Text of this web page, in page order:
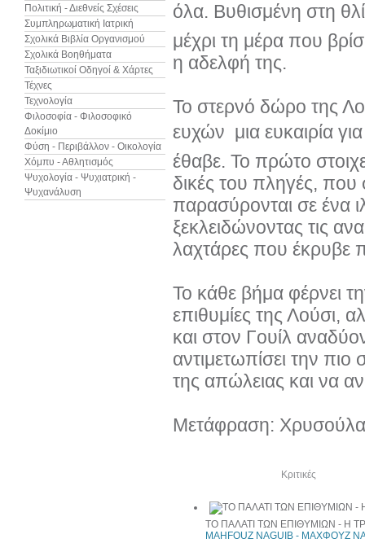
Πολιτική - Διεθνείς Σχέσεις
Συμπληρωματική Ιατρική
Σχολικά Βιβλία Οργανισμού
Σχολικά Βοηθήματα
Ταξιδιωτικοί Οδηγοί & Χάρτες
Τέχνες
Τεχνολογία
Φιλοσοφία - Φιλοσοφικό
Δοκίμιο
Φύση - Περιβάλλον - Οικολογία
Χόμπυ - Αθλητισμός
Ψυχολογία - Ψυχιατρική -
Ψυχανάλυση
όλα. Βυθισμένη στη
μέχρι τη μέρα που
η αδελφή της.
Το στερνό δώρο της
ευχών  μια ευκαιρία
έθαβε. Το πρώτο
δικές του πληγές, που
παρασύρονται σε ένα
ξεκλειδώνοντας τις
λαχτάρες που έκρυβε
Το κάθε βήμα φέρνει
επιθυμίες της Λούσι,
και στον Γουίλ
αντιμετωπίσει την
της απώλειας και να
Μετάφραση:
Κριτικές
ΤΟ ΠΑΛΑΤΙ ΤΩΝ ΕΠΙΘΥΜΙΩΝ - Η
MAHFOUZ NAGUIB - ΜΑΧΦΟΥΖ